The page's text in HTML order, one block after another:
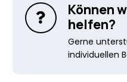
Können
helfen?
Gerne
individuellen